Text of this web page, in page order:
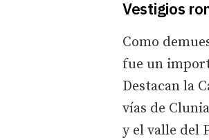
Vestigios
Como
fue un
Destacan la
vías de
y el valle del